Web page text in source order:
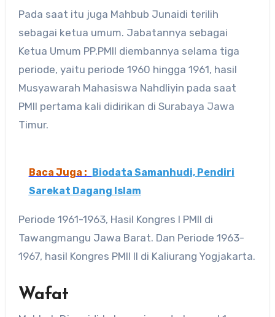
Pada saat itu juga Mahbub Junaidi terilih
sebagai ketua umum. Jabatannya sebagai
Ketua Umum PP.PMII diembannya selama tiga
periode, yaitu periode 1960 hingga 1961, hasil
Musyawarah Mahasiswa Nahdliyin pada saat
PMII pertama kali didirikan di Surabaya Jawa
Timur.
Baca Juga : Biodata Samanhudi, Pendiri
Sarekat Dagang Islam
Periode 1961-1963, Hasil Kongres I PMII di
Tawangmangu Jawa Barat. Dan Periode 1963-
1967, hasil Kongres PMII II di Kaliurang Yogjakarta.
Wafat